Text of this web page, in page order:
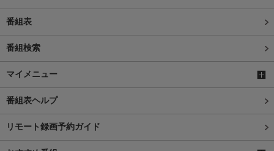
番組表
番組検索
マイメニュー
番組表ヘルプ
リモート録画予約ガイド